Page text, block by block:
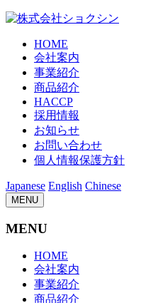
HOME
会社案内
事業紹介
商品紹介
HACCP
採用情報
お知らせ
お問い合わせ
個人情報保護方針
Japanese English Chinese
MENU
MENU
HOME
会社案内
事業紹介
商品紹介